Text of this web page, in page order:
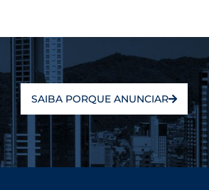
SAIBA PORQUE ANUNCIAR